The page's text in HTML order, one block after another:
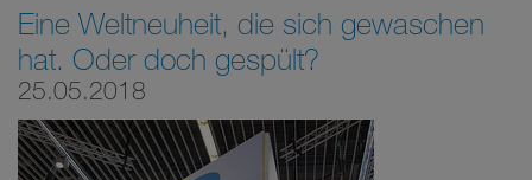
Eine Weltneuheit, die sich gewaschen
hat. Oder doch gespült?
25.05.2018